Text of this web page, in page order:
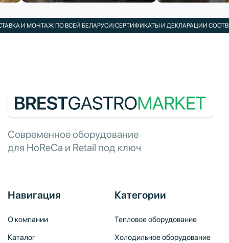
И МОНТАЖ ПО ВСЕЙ БЕЛАРУСИ|СЕРТИФИКАТЫ И ДЕКЛАРАЦИИ
Современное оборудование
для HoReCa и Retail под ключ
Навигация
О компании
Каталог
Категории
Тепловое оборудование
Холодильное оборудование